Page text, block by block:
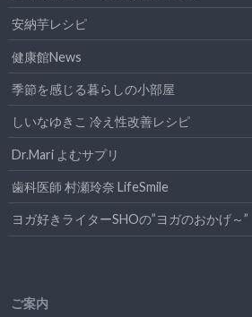
安納芋レシピ
健康館News
季節を感じる暮らしの小部屋
しいなゆきこ 冷え性改善レシピ
Dr.Mari よむサプリ
歯科医師 村瀬玲奈 LifeSmile
ヨガ好きライターSHOの”ヨガのおかげ～”
ご案内